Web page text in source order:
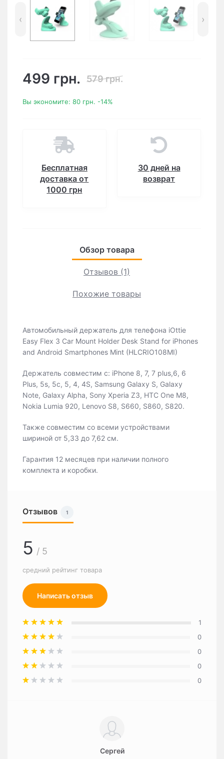
‹ ›
499 грн. 579 грн.
Вы экономите: 80 грн. -14%
Бесплатная
доставка от
1000 грн
30 дней на
возврат
Обзор товара
Отзывов (1)
Похожие товары
Автомобильный держатель для телефона iOttie
Easy Flex 3 Car Mount Holder Desk Stand for iPhones
and Android Smartphones Mint (HLCRIO108MI)
Держатель совместим с: iPhone 8, 7, 7 plus,6, 6
Plus, 5s, 5c, 5, 4, 4S, Samsung Galaxy S, Galaxy
Note, Galaxy Alpha, Sony Xperia Z3, HTC One M8,
Nokia Lumia 920, Lenovo S8, S660, S860, S820.
Также совместим со всеми устройствами
шириной от 5,33 до 7,62 см.
Гарантия 12 месяцев при наличии полного
комплекта и коробки.
Отзывов 1
5 / 5
средний рейтинг товара
Написать отзыв
1
0
0
0
0
Сергей